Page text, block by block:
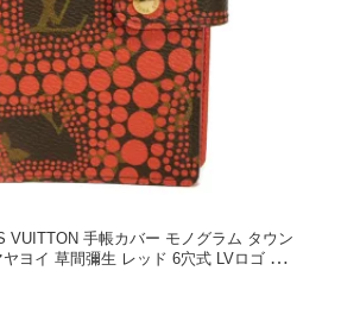
VUITTON 手帳カバー モノグラム タウン
ヨイ 草間彌生 レッド 6穴式 LVロゴ フラ
ンズ レディース エレガント 高級 上品